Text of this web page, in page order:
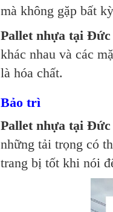
mà không gặp bất
Pallet nhựa tại Đức
khác nhau và các
là hóa chất.
Bảo trì
Pallet nhựa tại Đức
những tải trọng có
trang bị tốt khi nói